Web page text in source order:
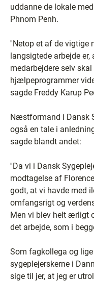
uddanne de lokale
Phnom Penh.
''Netop et af de vigtige
langsigtede arbejde
medarbejdere selv
hjælpeprogrammer
sagde Freddy Karup
Næstformand i Dansk
også en tale i
sagde blandt andet:
''Da vi i Dansk
modtagelse af
godt, at vi havde med
omfangsrigt og
Men vi blev helt ærligt
det arbejde, som i
Som fagkollega og
sygeplejerskerne i
sige til jer, at jeg er